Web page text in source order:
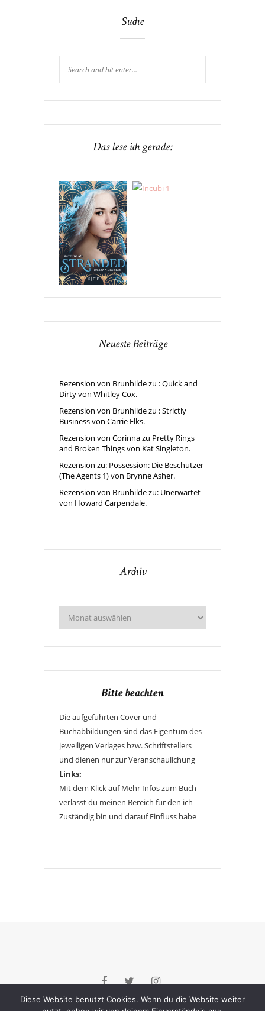
Suche
Das lese ich gerade:
Neueste Beiträge
Rezension von Brunhilde zu : Quick and
Dirty von Whitley Cox.
Rezension von Brunhilde zu : Strictly
Business von Carrie Elks.
Rezension von Corinna zu Pretty Rings
and Broken Things von Kat Singleton.
Rezension zu: Possession: Die Beschützer
(The Agents 1) von Brynne Asher.
Rezension von Brunhilde zu: Unerwartet
von Howard Carpendale.
Archiv
Bitte beachten
Die aufgeführten Cover und
Buchabbildungen sind das Eigentum des
jeweiligen Verlages bzw. Schriftstellers
und dienen nur zur Veranschaulichung
Links:
Mit dem Klick auf Mehr Infos zum Buch
verlässt du meinen Bereich für den ich
Zuständig bin und darauf Einfluss habe
Diese Website benutzt Cookies. Wenn du die Website weiter